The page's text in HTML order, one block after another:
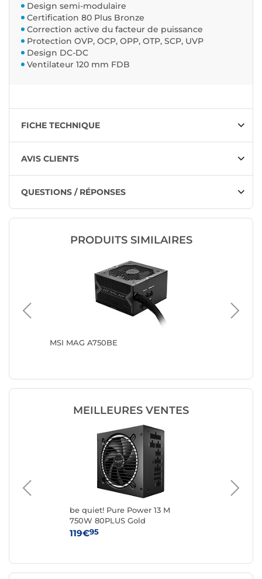
Design semi-modulaire
Certification 80 Plus Bronze
Correction active du facteur de puissance
Protection OVP, OCP, OPP, OTP, SCP, UVP
Design DC-DC
Ventilateur 120 mm FDB
FICHE TECHNIQUE
AVIS CLIENTS
QUESTIONS / RÉPONSES
PRODUITS SIMILAIRES
MSI MAG A750BE
MEILLEURES VENTES
be quiet! Pure Power 13 M
750W 80PLUS Gold
119€95